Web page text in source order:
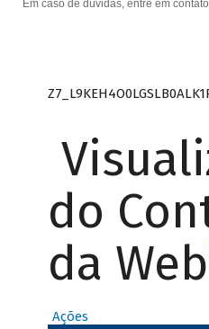
Em caso de dúvidas, entre em
do
da Web
Ações